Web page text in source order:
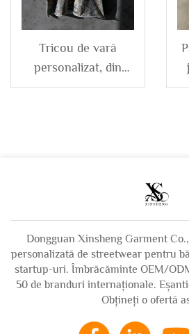
Tricou de vară
personalizat, din
bumbac organic,
Dongguan Xinsheng Garment
personalizată de streetwear pentru
startup-uri. Îmbrăcăminte OEM/
50 de branduri internaționale.
Obțineți o ofertă